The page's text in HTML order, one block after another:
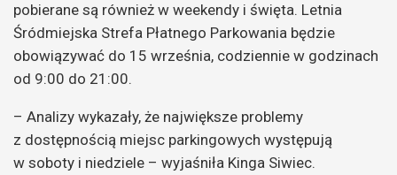
pobierane są również w weekendy i święta. Letnia
Śródmiejska Strefa Płatnego Parkowania będzie
obowiązywać do 15 września, codziennie w godzinach
od 9:00 do 21:00.
– Analizy wykazały, że największe problemy
z dostępnością miejsc parkingowych występują
w soboty i niedziele – wyjaśniła Kinga Siwiec.